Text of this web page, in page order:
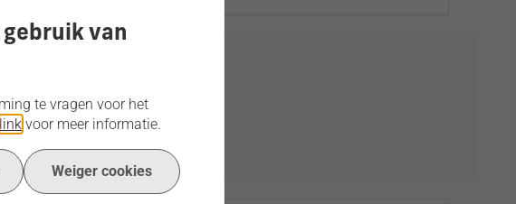
van
te vragen voor het
link voor meer informatie.
Weiger cookies